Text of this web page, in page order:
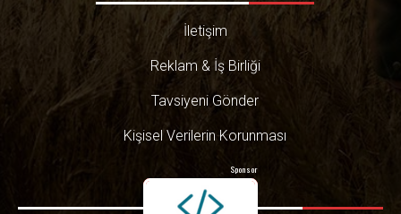
İletişim
Reklam & İş Birliği
Tavsiyeni Gönder
Kişisel Verilerin Korunması
Sponsor